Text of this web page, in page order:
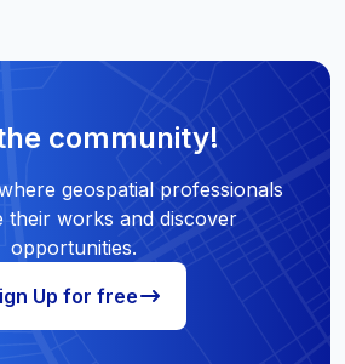
community!
geospatial professionals
their works and discover
opportunities.
Up for free